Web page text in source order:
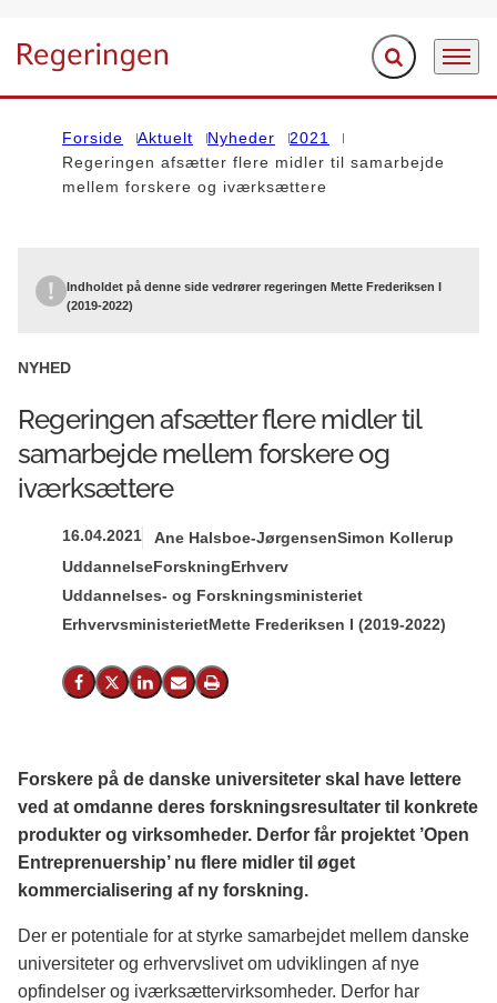
Gå til forsiden Fold søgefelt ud
Menu
Forside Aktuelt Nyheder
2021
Regeringen afsætter flere midler til samarbejde
mellem forskere og iværksættere
Indholdet på denne side vedrører regeringen Mette Frederiksen I
(2019-2022)
NYHED
Regeringen afsætter flere midler til
samarbejde mellem forskere og
iværksættere
16.04.2021 Ane Halsboe-JørgensenSimon Kollerup
UddannelseForskningErhverv
Uddannelses- og Forskningsministeriet
ErhvervsministerietMette Frederiksen I (2019-2022)
Del på Facebook
Del på X (Twitter)
Del på LinkedIn
Send email
Print
Forskere på de danske universiteter skal have lettere
ved at omdanne deres forskningsresultater til konkrete
produkter og virksomheder. Derfor får projektet ’Open
Entreprenuership’ nu flere midler til øget
kommercialisering af ny forskning.
Der er potentiale for at styrke samarbejdet mellem danske
universiteter og erhvervslivet om udviklingen af nye
opfindelser og iværksættervirksomheder. Derfor har